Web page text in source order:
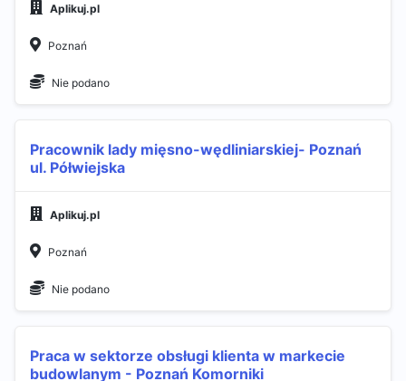
Aplikuj.pl
Poznań
Nie podano
Pracownik lady mięsno-wędliniarskiej- Poznań
ul. Półwiejska
Aplikuj.pl
Poznań
Nie podano
Praca w sektorze obsługi klienta w markecie
budowlanym - Poznań Komorniki